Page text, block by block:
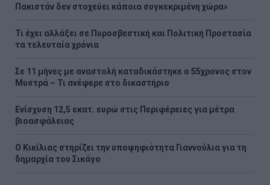
Πακιστάν δεν στοχεύει κάποια συγκεκριμένη χώρα»
Τι έχει αλλάξει σε Πυροσβεστική και Πολιτική Προστασία
τα τελευταία χρόνια
Σε 11 μήνες με αναστολή καταδικάστηκε ο 55χρονος στον
Μυστρά – Τι ανέφερε στο δικαστήριο
Ενίσχυση 12,5 εκατ. ευρώ στις Περιφέρειες για μέτρα
βιοασφάλειας
Ο Κικίλιας στηρίζει την υποψηφιότητα Γιαννούλια για τη
δημαρχία του Σικάγο